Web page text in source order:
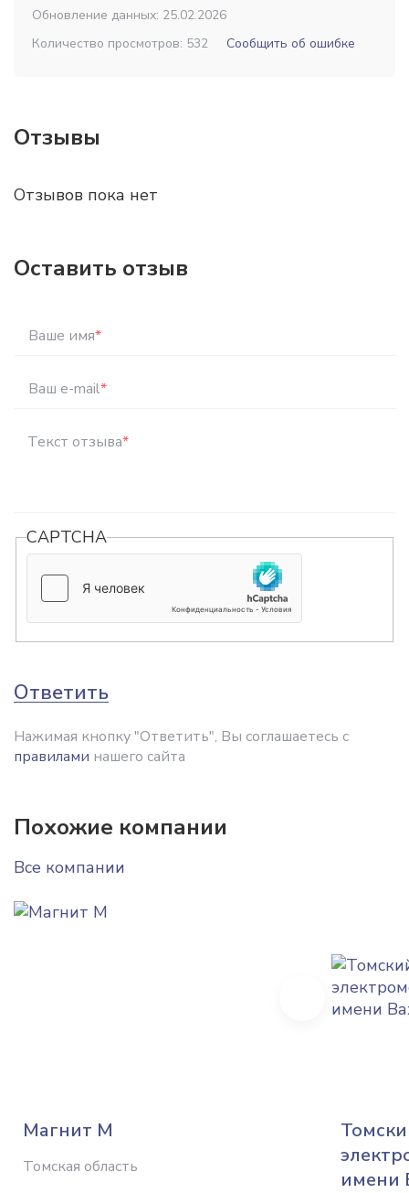
Обновление данных: 25.02.2026
Количество просмотров: 532
Сообщить об ошибке
Отзывы
Отзывов пока нет
Оставить отзыв
Ваше имя*
Ваш e-mail*
Текст отзыва*
CAPTCHA
Ответить
Нажимая кнопку "Ответить", Вы соглашаетесь с
правилами нашего сайта
Похожие компании
Все компании
Магнит М
Томская область
имени
Next